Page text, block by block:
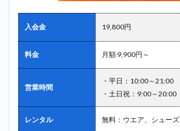
入会金 19,800円
料金 月額 9,900円～
営業時間
・平日：10:00～21:00
・土日祝：9:00～20:00
レンタル 無料：ウエア、シューズ